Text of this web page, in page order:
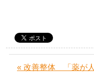
« 改善整体 「薬が人